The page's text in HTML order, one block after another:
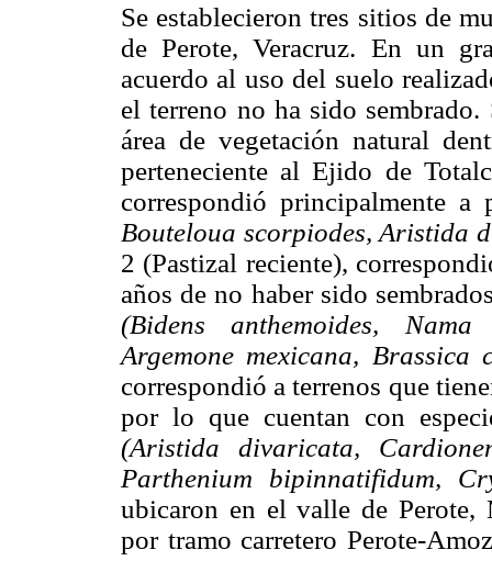
Se establecieron tres sitios de
de Perote, Veracruz. En un
acuerdo al uso del suelo
el terreno no ha sido
área de vegetación natural
perteneciente al Ejido de
correspondió principalmente a
Bouteloua scorpiodes, Aristida
2 (Pastizal reciente),
años de no haber sido
(Bidens anthemoides,
Argemone mexicana, Brassica
correspondió a terrenos que
por lo que cuentan con
(Aristida divaricata,
Parthenium bipinnatifidum,
ubicaron en el valle de Perote,
por tramo carretero Perote-